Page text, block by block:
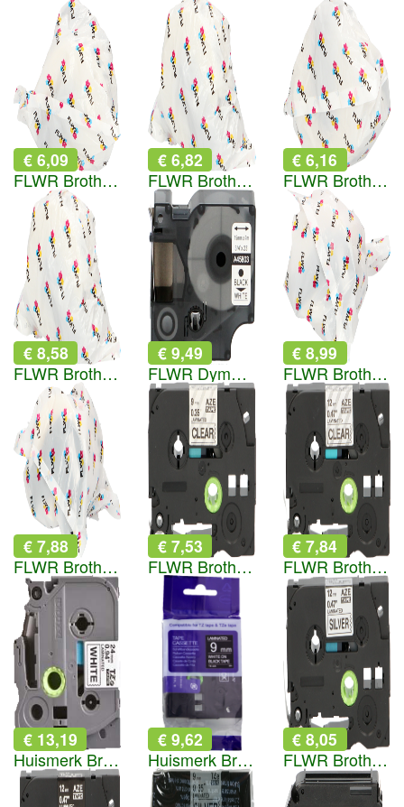
€ 6,09
FLWR Brother DK-22214 12 mm x 30.48 M wit
€ 6,82
FLWR Brother DK-11221 23 mm x 23 mm wit
€ 6,16
FLWR Brother DK-11219 12 mm x 12 mm wit
€ 8,58
FLWR Brother DK-11218 24 mm x 24 mm wit
€ 9,49
FLWR Dymo 45803 zwart op wit breedte 19 mm
€ 8,99
FLWR Brother DK-22223 x 50 mm 30.48 M wit
€ 7,88
FLWR Brother DK-44205 62 mm x 30.48 M wit
€ 7,53
FLWR Brother TZe-121 zwart op transparant breedte 9 mm
€ 7,84
FLWR Brother TZe-131 zwart op transparant breedte 12 mm
€ 13,19
Huismerk Brother TZe-251 zwart op wit breedte 24 mm
€ 9,62
Huismerk Brother TZe-325 wit op zwart breedte 9 mm
€ 8,05
FLWR Brother TZe-931 zwart op mat zilver breedte 12 mm